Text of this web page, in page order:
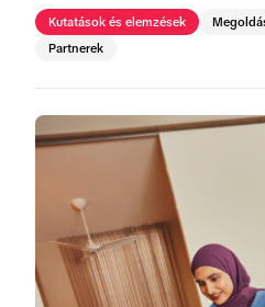
Kutatások és elemzések
Partnerek